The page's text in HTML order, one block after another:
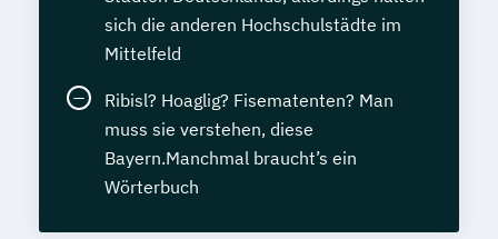
sich die anderen Hochschulstädte im
Mittelfeld
Ribisl? Hoaglig? Fisematenten? Man
muss sie verstehen, diese
Bayern.Manchmal braucht’s ein
Wörterbuch